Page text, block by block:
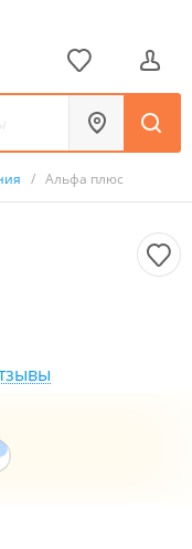
/ Альфа плюс